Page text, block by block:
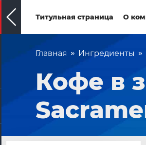
Титульная страница О
Главная Ингредиенты
Кофе в